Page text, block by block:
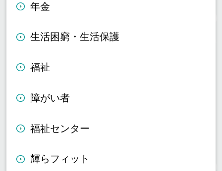
年金
生活困窮・生活保護
福祉
障がい者
福祉センター
輝らフィット